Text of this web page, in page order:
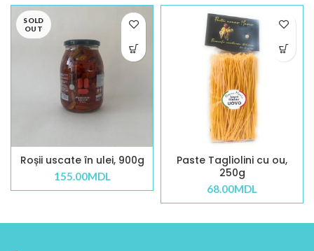
SOLD
OUT
Roșii uscate în ulei, 900g
155.00MDL
Paste Tagliolini cu ou,
250g
68.00MDL